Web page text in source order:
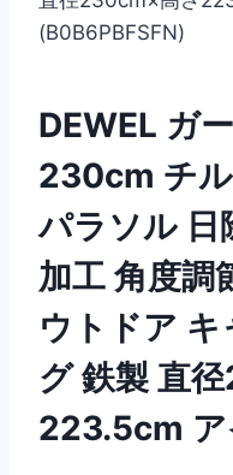
(B0B6PBFSFN)
DEWEL ガ
230cm チ
パラソル 日
加工 角度調
ウトドア
グ 鉄製 直
223.5cm ア